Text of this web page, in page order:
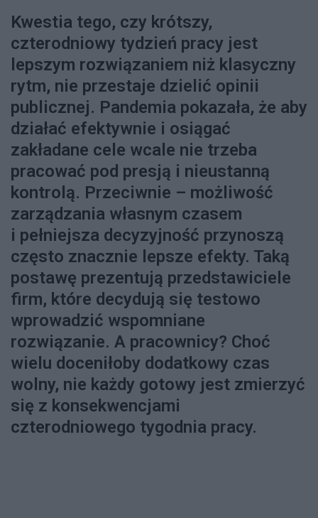
Kwestia tego, czy krótszy,
czterodniowy tydzień pracy jest
lepszym rozwiązaniem niż klasyczny
rytm, nie przestaje dzielić opinii
publicznej. Pandemia pokazała, że aby
działać efektywnie i osiągać
zakładane cele wcale nie trzeba
pracować pod presją i nieustanną
kontrolą. Przeciwnie – możliwość
zarządzania własnym czasem
i pełniejsza decyzyjność przynoszą
często znacznie lepsze efekty. Taką
postawę prezentują przedstawiciele
firm, które decydują się testowo
wprowadzić wspomniane
rozwiązanie. A pracownicy? Choć
wielu doceniłoby dodatkowy czas
wolny, nie każdy gotowy jest zmierzyć
się z konsekwencjami
czterodniowego tygodnia pracy.